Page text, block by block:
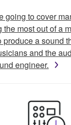
going to cover
the most out of a
produce a sound
and the
engineer.